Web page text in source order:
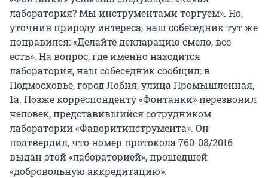
лаборатория? Мы инструментами торгуем». Но,
уточнив природу интереса, наш собеседник тут же
поправился: «Делайте декларацию смело, все
есть». На вопрос, где именно находится
лаборатория, наш собеседник сообщил: в
Подмосковье, город Лобня, улица Промышленная,
1а. Позже корреспонденту «Фонтанки» перезвонил
человек, представившийся сотрудником
лаборатории «Фаворитинструмента». Он
подтвердил, что номер протокола 760-08/2016
выдан этой «лабораторией», прошедшей
«добровольную аккредитацию».